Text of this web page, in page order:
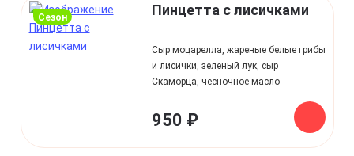
сезон Пинцетта с лисичками
Сыр моцарелла, жареные белые грибы
и лисички, зеленый лук, сыр
Скаморца, чесночное масло
950 ₽